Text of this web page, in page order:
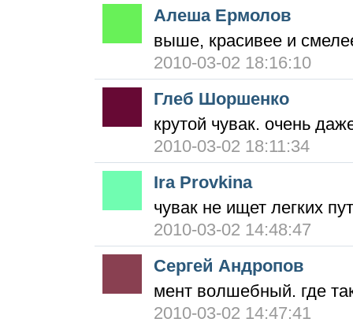
Алеша Ермолов
выше, красивее и
2010-03-02 18:16:10
Глеб Шоршенко
крутой чувак. очень
2010-03-02 18:11:34
Ira Provkina
чувак не ищет легких
2010-03-02 14:48:47
Сергей Андропов
мент волшебный. где
2010-03-02 14:47:41